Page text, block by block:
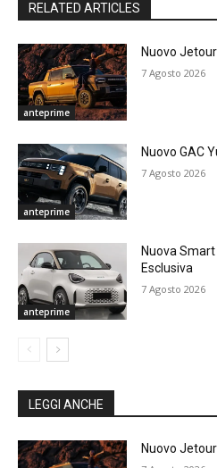
RELATED ARTICLES
anteprime
Nuovo
7 Agosto 2026
anteprime
Nuovo GAC
7 Agosto 2026
anteprime
Nuova
Esclusiva
7 Agosto 2026
LEGGI ANCHE
Nuovo